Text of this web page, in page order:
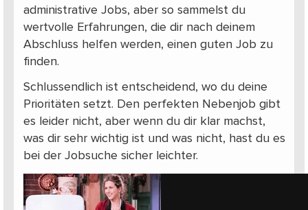
administrative Jobs, aber so sammelst du
wertvolle Erfahrungen, die dir nach deinem
Abschluss helfen werden, einen guten Job zu
finden.
Schlussendlich ist entscheidend, wo du deine
Prioritäten setzt. Den perfekten Nebenjob gibt
es leider nicht, aber wenn du dir klar machst,
was dir sehr wichtig ist und was nicht, hast du es
bei der Jobsuche sicher leichter.